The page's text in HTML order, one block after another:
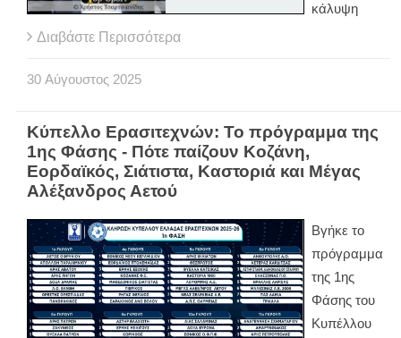
κάλυψη
Διαβάστε Περισσότερα
30 Αύγουστος 2025
Κύπελλο Ερασιτεχνών: Το πρόγραμμα της
1ης Φάσης - Πότε παίζουν Κοζάνη,
Εορδαϊκός, Σιάτιστα, Καστοριά και Μέγας
Αλέξανδρος Αετού
Βγήκε το
πρόγραμμα
της 1ης
Φάσης του
Κυπέλλου